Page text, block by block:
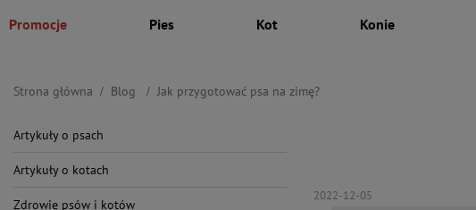
Promocje Pies Kot Konie
Strona główna Blog Jak przygotować psa na zimę?
Artykuły o psach
Artykuły o kotach
Zdrowie psów i kotów
2022-12-05